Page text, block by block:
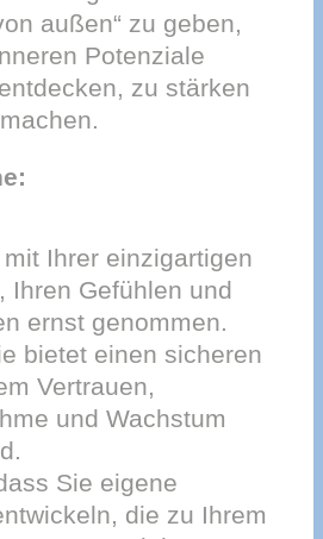
außen“ zu geben,
Potenziale
zu stärken
Ihrer einzigartigen
Ihren Gefühlen und
ernst genommen.
bietet einen sicheren
Vertrauen,
und Wachstum
Sie eigene
die zu Ihrem